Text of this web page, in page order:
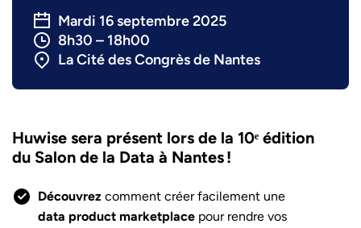
Mardi 16 septembre 2025
La Cité des Congrès de Nantes
8h30 – 18h00
Huwise sera présent lors de la 10ᵉ édition
du Salon de la Data à Nantes !
Découvrez comment créer facilement une
data product marketplace pour rendre vos